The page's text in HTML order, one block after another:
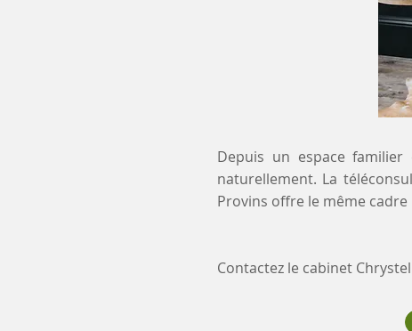
Depuis un espace
naturellement. La
Provins offre le même
Contactez le cabinet